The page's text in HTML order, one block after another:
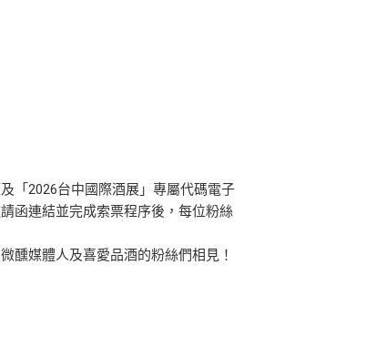
「2026台中國際酒展」專屬代碼電子
函連結並完成索票程序後，每位粉絲
醺媒體人及喜愛品酒的粉絲們相見！